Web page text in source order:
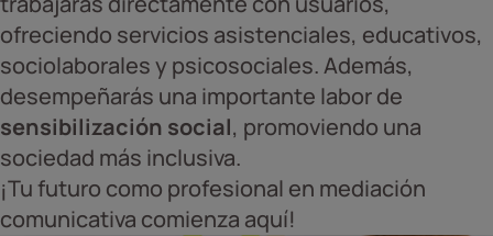
ofreciendo servicios asistenciales, educativos,
sociolaborales y psicosociales. Además,
desempeñarás una importante labor de
sensibilización social, promoviendo una
sociedad más inclusiva.
¡Tu futuro como profesional en mediación
comunicativa comienza aquí!